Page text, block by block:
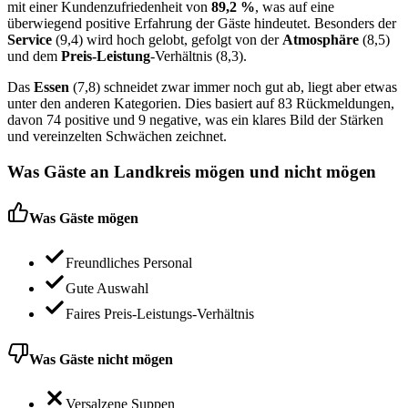
mit einer Kundenzufriedenheit von 89,2 %, was auf eine
überwiegend positive Erfahrung der Gäste hindeutet. Besonders der
Service (9,4) wird hoch gelobt, gefolgt von der Atmosphäre (8,5)
und dem Preis-Leistung-Verhältnis (8,3).
Das Essen (7,8) schneidet zwar immer noch gut ab, liegt aber etwas
unter den anderen Kategorien. Dies basiert auf 83 Rückmeldungen,
davon 74 positive und 9 negative, was ein klares Bild der Stärken
und vereinzelten Schwächen zeichnet.
Was Gäste an Landkreis mögen und nicht mögen
Was Gäste mögen
Freundliches Personal
Gute Auswahl
Faires Preis-Leistungs-Verhältnis
Was Gäste nicht mögen
Versalzene Suppen